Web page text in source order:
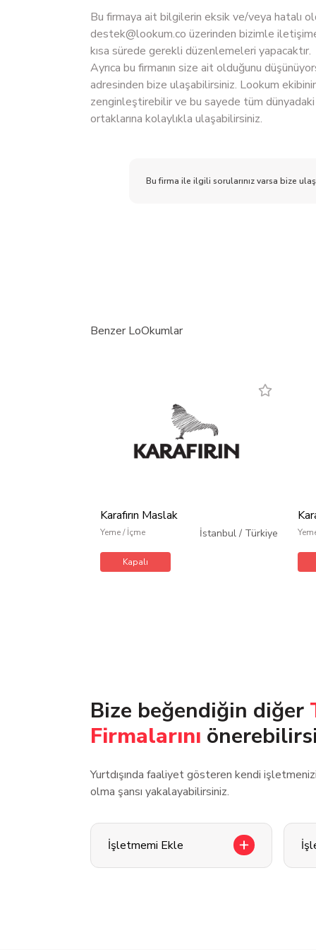
Bu firmaya ait bilgilerin eksik ve/veya hatalı
destek@lookum.co üzerinden bizimle
kısa sürede gerekli düzenlemeleri yapacaktır.
Ayrıca bu firmanın size ait olduğunu
adresinden bize ulaşabilirsiniz. Lookum
zenginleştirebilir ve bu sayede tüm dünyadaki
ortaklarına kolaylıkla ulaşabilirsiniz.
Bu firma ile ilgili sorularınız varsa bize
Benzer LoOkumlar
Karafırın Maslak
Yeme / İçme İstanbul / Türkiye
Kapalı
Bize beğendiğin diğer
Firmalarını
Yurtdışında faaliyet gösteren kendi
olma şansı yakalayabilirsiniz.
İşletmemi Ekle